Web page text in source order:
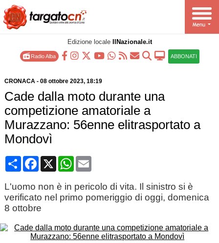
Edizione locale IlNazionale.it
Radio Alba ABBONATI
CRONACA- 08 ottobre 2023, 18:19
Cade dalla moto durante una
competizione amatoriale a
Murazzano: 56enne elitrasportato a
Mondovì
CondividiFacebook
X WhatsApp
Email
L'uomo non è in pericolo di vita. Il sinistro si è
verificato nel primo pomeriggio di oggi, domenica
8 ottobre